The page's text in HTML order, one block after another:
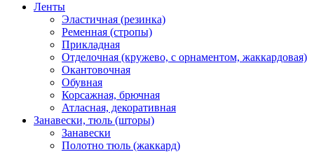
Ленты
Эластичная (резинка)
Ременная (стропы)
Прикладная
Отделочная (кружево, с орнаментом, жаккардовая)
Окантовочная
Обувная
Корсажная, брючная
Атласная, декоративная
Занавески, тюль (шторы)
Занавески
Полотно тюль (жаккард)